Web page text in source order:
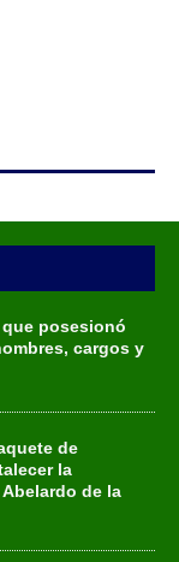
posesionó
cargos y
de
la
de la